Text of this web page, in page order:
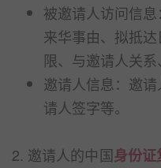
被邀请人访问信息：
来华事由、拟抵
限、与邀请人关系
邀请人信息：邀
请人签字等。
2. 邀请人的中国身份